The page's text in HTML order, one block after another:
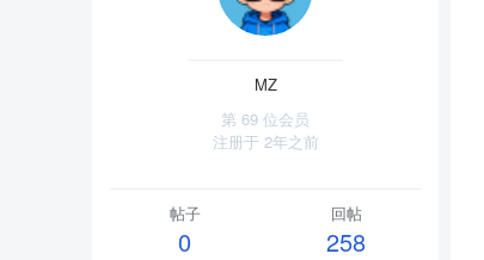
MZ
第 69 位会员
注册于 2年之前
帖子
0
回帖
258